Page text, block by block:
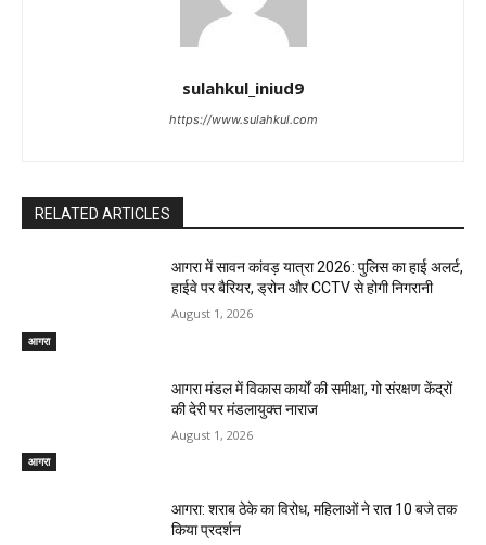
sulahkul_iniud9
https://www.sulahkul.com
RELATED ARTICLES
आगरा
आगरा में सावन कांवड़ यात्रा 2026: पुलिस का हाई अलर्ट,
हाईवे पर बैरियर, ड्रोन और CCTV से होगी निगरानी
August 1, 2026
आगरा
आगरा मंडल में विकास कार्यों की समीक्षा, गो संरक्षण केंद्रों
की देरी पर मंडलायुक्त नाराज
August 1, 2026
आगरा: शराब ठेके का विरोध, महिलाओं ने रात 10 बजे तक
किया प्रदर्शन